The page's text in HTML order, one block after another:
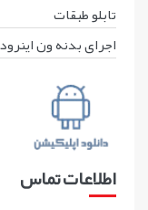
تابلو طبقات
اجرای بدنه ون
اطلاعات تماس